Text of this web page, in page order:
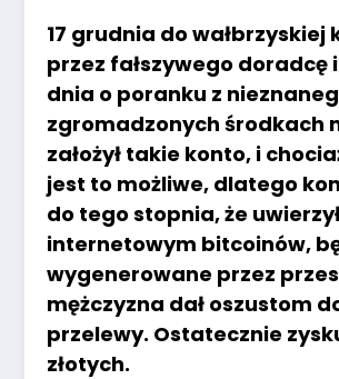
17 grudnia do wałbrzyskiej
przez fałszywego doradcę
dnia o poranku z
zgromadzonych środkach
założył takie konto, i
jest to możliwe, dlatego
do tego stopnia, że
internetowym bitcoinów,
wygenerowane przez
mężczyzna dał oszustom
przelewy. Ostatecznie
złotych.